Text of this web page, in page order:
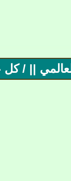
|| / كل